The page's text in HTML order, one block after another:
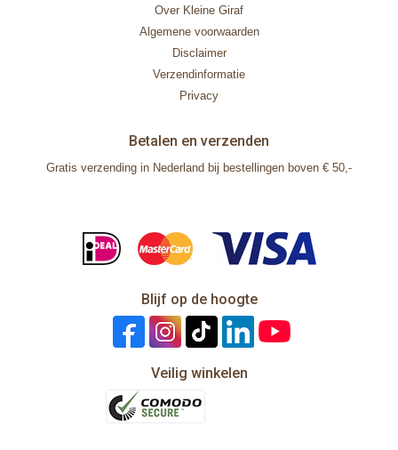
Over Kleine Giraf
Algemene voorwaarden
Disclaimer
Verzendinformatie
Privacy
Betalen en verzenden
Gratis verzending in Nederland bij bestellingen boven € 50,-
Blijf op de hoogte
Veilig winkelen